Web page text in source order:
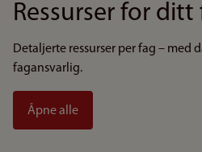
Ressurser for ditt
Detaljerte ressurser per fag – med
fagansvarlig.
Åpne alle